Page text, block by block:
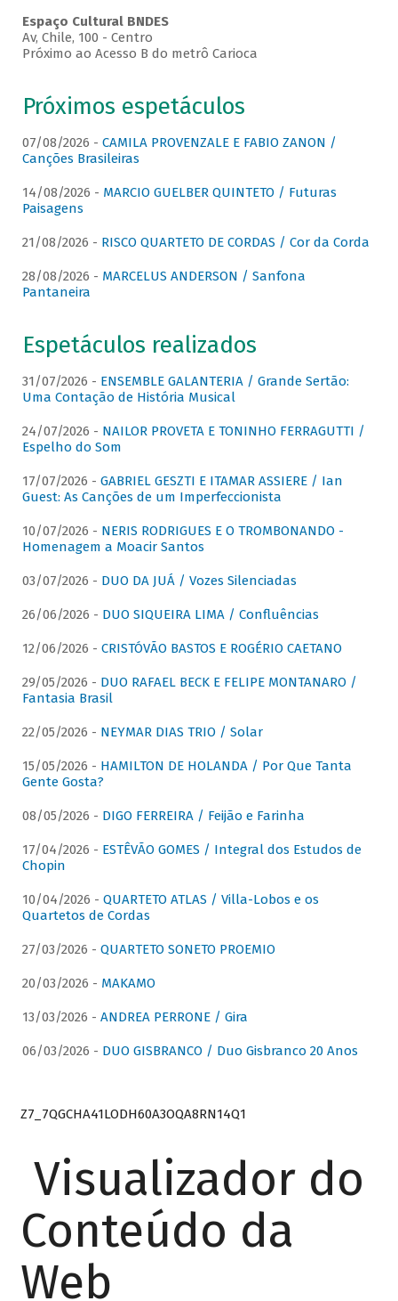
Espaço Cultural BNDES
Av, Chile, 100 - Centro
Próximo ao Acesso B do metrô Carioca
Próximos espetáculos
07/08/2026 - CAMILA PROVENZALE E FABIO ZANON /
Canções Brasileiras
14/08/2026 - MARCIO GUELBER QUINTETO / Futuras
Paisagens
21/08/2026 - RISCO QUARTETO DE CORDAS / Cor da Corda
28/08/2026 - MARCELUS ANDERSON / Sanfona
Pantaneira
Espetáculos realizados
31/07/2026 - ENSEMBLE GALANTERIA / Grande Sertão:
Uma Contação de História Musical
24/07/2026 - NAILOR PROVETA E TONINHO FERRAGUTTI /
Espelho do Som
17/07/2026 - GABRIEL GESZTI E ITAMAR ASSIERE / Ian
Guest: As Canções de um Imperfeccionista
10/07/2026 - NERIS RODRIGUES E O TROMBONANDO -
Homenagem a Moacir Santos
03/07/2026 - DUO DA JUÁ / Vozes Silenciadas
26/06/2026 - DUO SIQUEIRA LIMA / Confluências
12/06/2026 - CRISTÓVÃO BASTOS E ROGÉRIO CAETANO
29/05/2026 - DUO RAFAEL BECK E FELIPE MONTANARO /
Fantasia Brasil
22/05/2026 - NEYMAR DIAS TRIO / Solar
15/05/2026 - HAMILTON DE HOLANDA / Por Que Tanta
Gente Gosta?
08/05/2026 - DIGO FERREIRA / Feijão e Farinha
17/04/2026 - ESTÊVÃO GOMES / Integral dos Estudos de
Chopin
10/04/2026 - QUARTETO ATLAS / Villa-Lobos e os
Quartetos de Cordas
27/03/2026 - QUARTETO SONETO PROEMIO
20/03/2026 - MAKAMO
13/03/2026 - ANDREA PERRONE / Gira
06/03/2026 - DUO GISBRANCO / Duo Gisbranco 20 Anos
Z7_7QGCHA41LODH60A3OQA8RN14Q1
Visualizador do
Conteúdo da
Web